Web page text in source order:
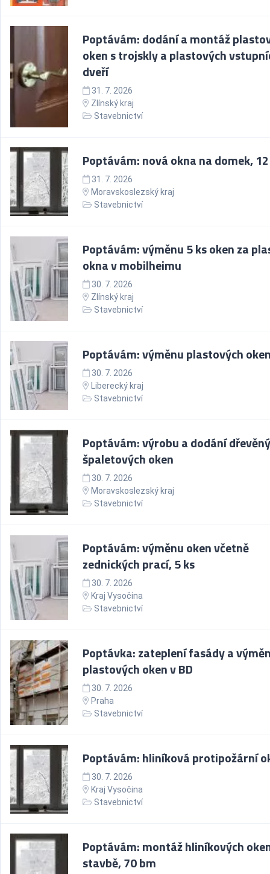
Poptávám: dodání a montáž
oken s trojskly a plastových
dveří
31. 7. 2026
Zlínský kraj
Stavebnictví
Poptávám: nová okna na domek,
31. 7. 2026
Moravskoslezský kraj
Stavebnictví
Poptávám: výměnu 5 ks oken za
okna v mobilheimu
30. 7. 2026
Zlínský kraj
Stavebnictví
Poptávám: výměnu plastových
30. 7. 2026
Liberecký kraj
Stavebnictví
Poptávám: výrobu a dodání
špaletových oken
30. 7. 2026
Moravskoslezský kraj
Stavebnictví
Poptávám: výměnu oken včetně
zednických prací, 5 ks
30. 7. 2026
Kraj Vysočina
Stavebnictví
Poptávka: zateplení fasády a
plastových oken v BD
30. 7. 2026
Praha
Stavebnictví
Poptávám: hliníková protipožární
30. 7. 2026
Kraj Vysočina
Stavebnictví
Poptávám: montáž hliníkových
stavbě, 70 bm